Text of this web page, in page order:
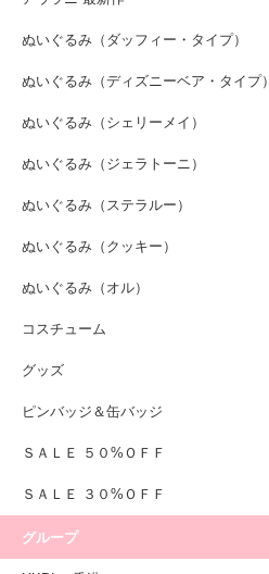
ぬいぐるみ（ダッフィー・タイプ）
ぬいぐるみ（ディズニーベア・タイプ）
ぬいぐるみ（シェリーメイ）
ぬいぐるみ（ジェラトーニ）
ぬいぐるみ（ステラルー）
ぬいぐるみ（クッキー）
ぬいぐるみ（オル）
コスチューム
グッズ
ピンバッジ＆缶バッジ
ＳＡＬＥ ５０%ＯＦＦ
ＳＡＬＥ ３０%ＯＦＦ
グループ